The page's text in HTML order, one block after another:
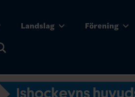
Landslag Förening